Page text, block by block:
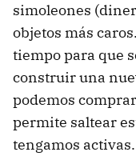
simoleones
objetos más
tiempo para que
construir una
podemos
permite saltear
tengamos activas.